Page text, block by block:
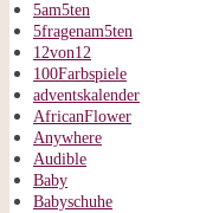
5am5ten
5fragenam5ten
12von12
100Farbspiele
adventskalender
AfricanFlower
Anywhere
Audible
Baby
Babyschuhe